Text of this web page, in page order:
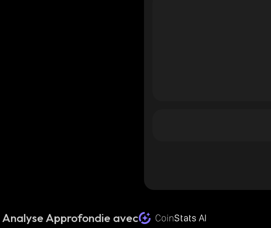
Analyse Approfondie avec